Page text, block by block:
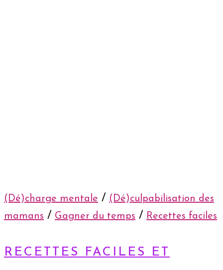
(Dé)charge mentale / (Dé)culpabilisation des
mamans / Gagner du temps / Recettes faciles
RECETTES FACILES ET